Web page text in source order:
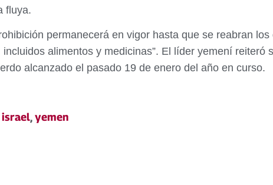
fluya.
permanecerá en vigor hasta que se reabran
alimentos y medicinas”. El líder yemení reiteró
alcanzado el pasado 19 de enero del año en curso.
israel,yemen